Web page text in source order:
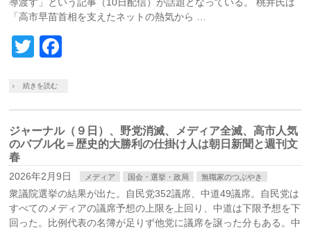
「高市早苗首相を支えたネットの熱気から …
Twitter
続きを読む
ジャーナル（９日）、野党消滅、メディア全滅、高市人気
のバブル化＝歴史的大勝利の仕掛け人は朝日新聞と週刊文
春
2026年2月9日 メディア 国会・選挙・政局 無職家のつぶやき
衆議院選挙の結果が出た。自民党352議席、中道49議席。自民党は
すべてのメディアの議席予想の上限を上回り、中道は下限予想を下
回った。比例代表の名簿が足りず他党に議席を譲った分もある。中